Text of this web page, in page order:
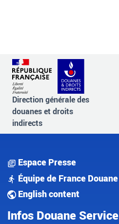
Direction générale des
douanes et droits
indirects
Espace Presse
Équipe de France Douane
English content
Infos Douane Service